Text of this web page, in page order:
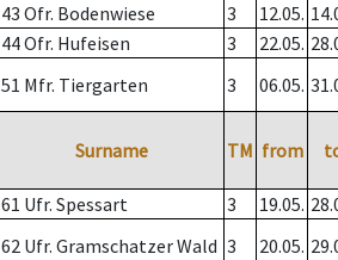
43 Ofr. Bodenwiese 3 12.05.
44 Ofr. Hufeisen 3 22.05.
51 Mfr. Tiergarten 3 06.05.
Surname TM from
61 Ufr. Spessart 3 19.05.
62 Ufr. Gramschatzer Wald 3 20.05.